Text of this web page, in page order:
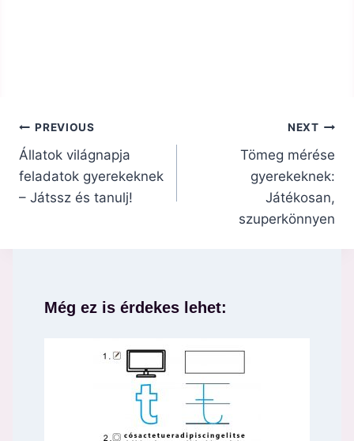
Bejegyzés
navigáció
PREVIOUS
Állatok világnapja
feladatok gyerekeknek
– Játssz és tanulj!
NEXT
Tömeg mérése
gyerekeknek:
Játékosan,
szuperkönnyen
Még ez is érdekes lehet: